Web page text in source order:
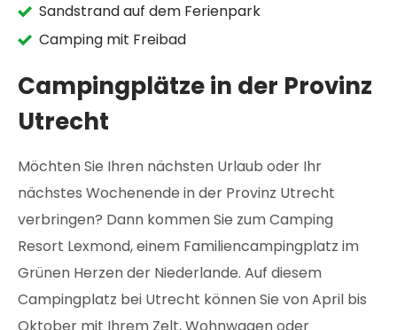
Sandstrand auf dem Ferienpark
Camping mit Freibad
Campingplätze in der Provinz
Utrecht
Möchten Sie Ihren nächsten Urlaub oder Ihr
nächstes Wochenende in der Provinz Utrecht
verbringen? Dann kommen Sie zum Camping
Resort Lexmond, einem Familiencampingplatz im
Grünen Herzen der Niederlande. Auf diesem
Campingplatz bei Utrecht können Sie von April bis